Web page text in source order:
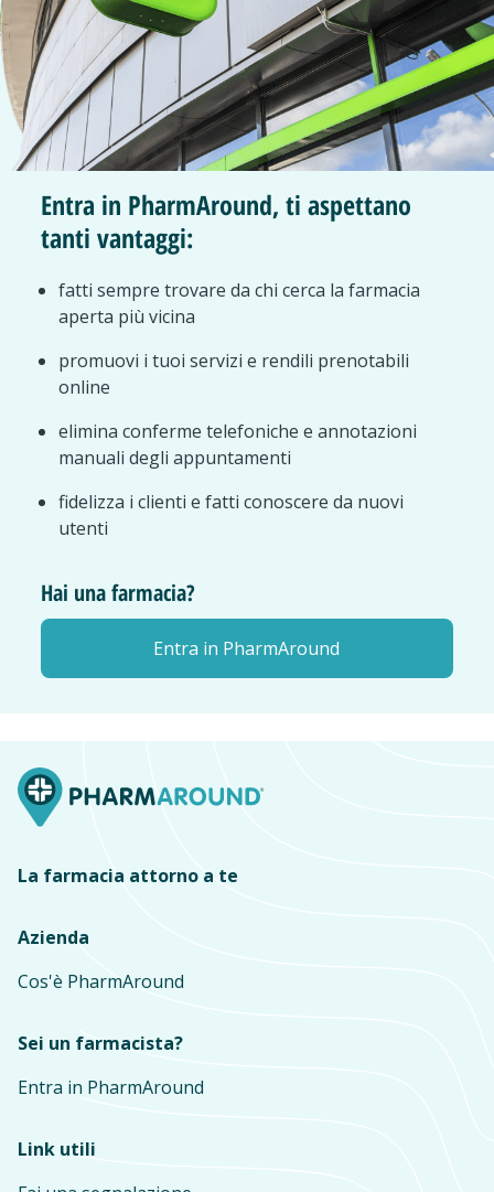
Entra in PharmAround, ti aspettano
tanti vantaggi:
fatti sempre trovare da chi cerca la farmacia
aperta più vicina
promuovi i tuoi servizi e rendili prenotabili
online
elimina conferme telefoniche e annotazioni
manuali degli appuntamenti
fidelizza i clienti e fatti conoscere da nuovi
utenti
Hai una farmacia?
Entra in PharmAround
La farmacia attorno a te
Azienda
Cos'è PharmAround
Sei un farmacista?
Entra in PharmAround
Link utili